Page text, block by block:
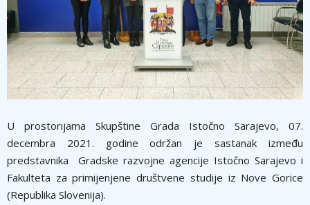
U prostorijama Skupštine Grada Istočno Sarajevo, 07.
decembra 2021. godine održan je sastanak između
predstavnika Gradske razvojne agencije Istočno Sarajevo i
Fakulteta za primijenjene društvene studije iz Nove Gorice
(Republika Slovenija).